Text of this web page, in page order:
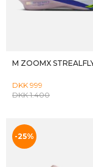
DKK 1.300
-29%